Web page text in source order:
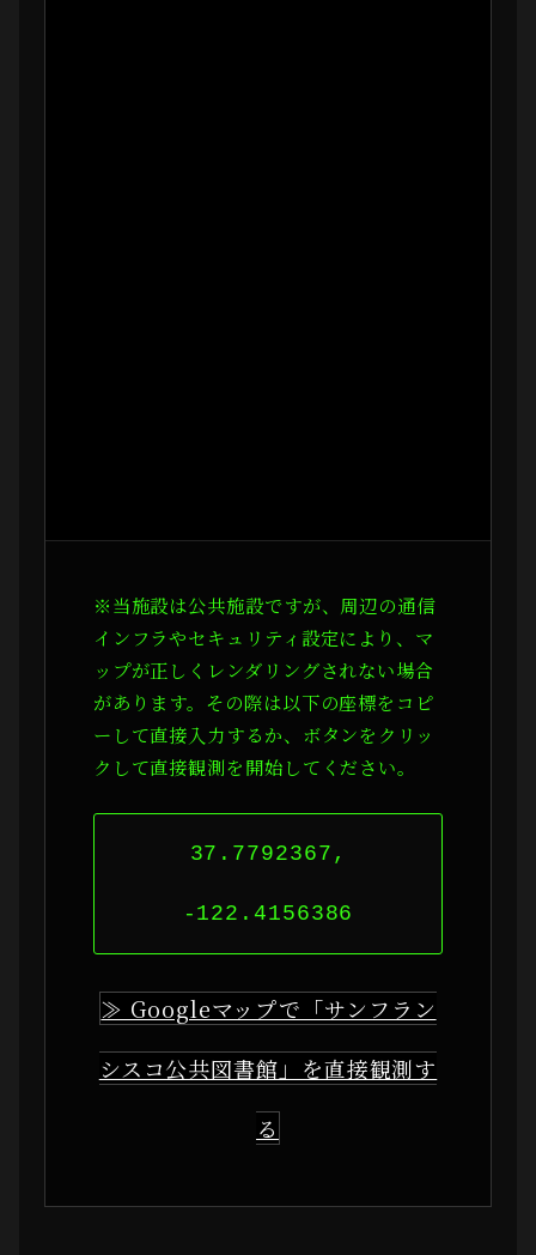
※当施設は公共施設ですが、周辺の通信
インフラやセキュリティ設定により、マ
ップが正しくレンダリングされない場合
があります。その際は以下の座標をコピ
ーして直接入力するか、ボタンをクリッ
クして直接観測を開始してください。
37.7792367,
-122.4156386
≫ Googleマップで「サンフラン
シスコ公共図書館」を直接観測す
る